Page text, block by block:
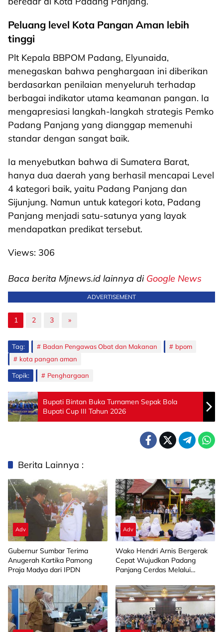
Peluang level Kota Pangan Aman lebih
tinggi
Plt Kepala BBPOM Padang, Elyunaida,
menegaskan bahwa penghargaan ini diberikan
berdasarkan penilaian menyeluruh terhadap
berbagai indikator utama keamanan pangan. Ia
mengapresiasi langkah-langkah strategis Pemko
Padang Panjang yang dianggap memenuhi
standar dengan sangat baik.
Ia menyebutkan bahwa di Sumatera Barat,
hanya dua daerah yang berhasil mencapai Level
4 kategori baik, yaitu Padang Panjang dan
Sijunjung. Namun untuk kategori kota, Padang
Panjang menjadi satu-satunya yang layak
mendapatkan predikat tersebut.
Views: 306
Baca berita Mjnews.id lainnya di Google News
ADVERTISEMENT
1 2 3 »
Tag: Badan Pengawas Obat dan Makanan
bpom
kota pangan aman
Topik: Penghargaan
Bupati Bintan Buka Turnamen Sepak Bola
Bupati Cup III Tahun 2026
Berita Lainnya :
Adv
Gubernur Sumbar Terima
Anugerah Kartika Pamong
Praja Madya dari IPDN
Adv
Wako Hendri Arnis Bergerak
Cepat Wujudkan Padang
Panjang Cerdas Melalui
Terintegrasi